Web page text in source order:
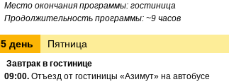
Место окончания программы: гостиница
Продолжительность программы: ~9 часов
5 день Пятница
Завтрак в гостинице
09:00. Отъезд от гостиницы «Азимут» на автобусе